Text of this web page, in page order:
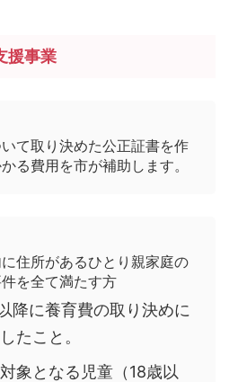
援事業
て取り決めた公正証書を作
る費用を市が補助します。
住所があるひとり親家庭の
を全て満たす方
降に養育費の取り決めに
たこと。
象となる児童（18歳以